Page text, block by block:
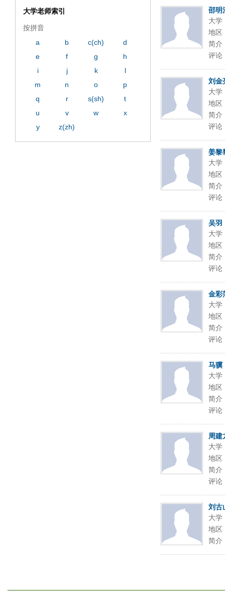
邵明
大学
地区
简介
评论
刘金
大学
地区
简介
评论
姜黎
大学
地区
简介
评论
吴羽
大学
地区
简介
评论
金彩
大学
地区
简介
评论
马骥
大学
地区
简介
评论
周建
大学
地区
简介
评论
刘古
大学
地区
简介
大学老师索引
按拼音
a
b c(ch)
d
e
f g
h
i
j k
l
m
n o
p
q
r s(sh)
t
u
v w
x
y
z(zh)